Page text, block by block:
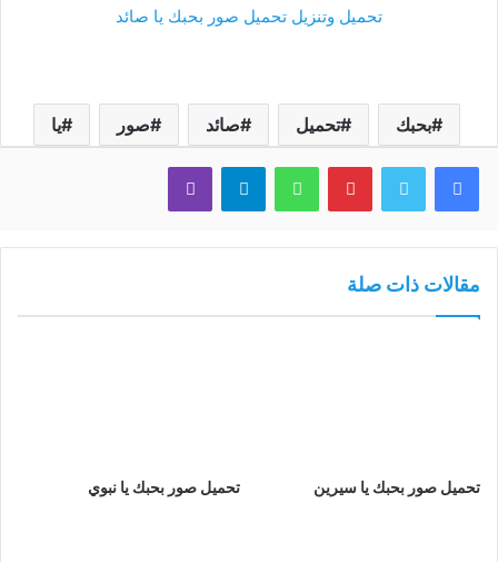
تحميل وتنزيل تحميل صور بحبك يا صائد
بحبك تحميل صائد صور يا
فيسبوك تويتر بينتيريستواتساب تيلقرام ڤايبر
مقالات ذات صلة
تحميل صور بحبك يا سيرين تحميل صور بحبك يا نبوي